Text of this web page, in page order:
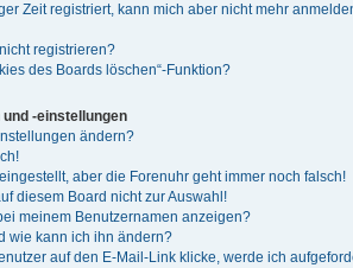
Zeit registriert, kann mich aber nicht mehr
registrieren?
des Boards löschen“-Funktion?
-einstellungen
ändern?
aber die Forenuhr geht immer noch falsch!
diesem Board nicht zur Auswahl!
meinem Benutzernamen anzeigen?
wie kann ich ihn ändern?
auf den E-Mail-Link klicke, werde ich